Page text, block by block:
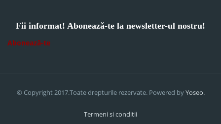
Fii informat! Abonează-te la newsletter-ul nostru!
Abonează-te
© Copyright 2017.Toate drepturile rezervate. Powered byYoseo.
Termeni si conditii